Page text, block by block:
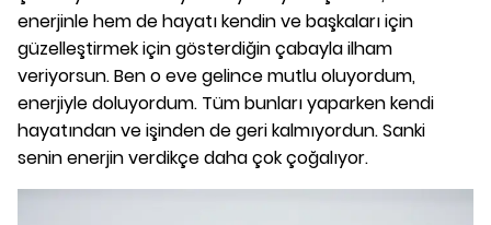
enerjinle hem de hayatı kendin ve başkaları için
güzelleştirmek için gösterdiğin çabayla ilham
veriyorsun. Ben o eve gelince mutlu oluyordum,
enerjiyle doluyordum. Tüm bunları yaparken kendi
hayatından ve işinden de geri kalmıyordun. Sanki
senin enerjin verdikçe daha çok çoğalıyor.